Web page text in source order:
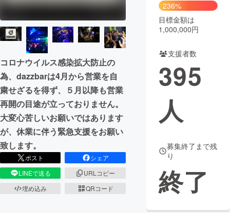
CAMPFIRE for Social Good CAMPFIRE Creation
CAMPFIREふるさと納税machi-ya コミュニティ
コロナウイルス感染拡大防止の
為、dazzbarは4月から営業を自
粛せざるを得ず、５月以降も営業
再開の目途が立っておりません。
大変心苦しいお願いではあります
が、休業に伴う緊急支援をお願い
致します。
ポスト
シェア
LINEで送る
URLコピー
埋め込み
QRコード
236%
目標金額は
1,000,000円
支援者数
395
人
募集終了まで残
り
終了